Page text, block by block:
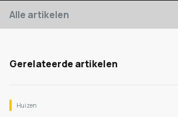
Alle artikelen
Gerelateerde artikelen
Huizen